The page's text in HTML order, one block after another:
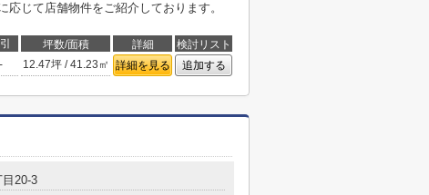
じて店舗物件をご紹介しております。
坪数/面積 詳細
検討リスト
- 12.47坪 / 41.23㎡ 詳細を見る 追加する
目20-3